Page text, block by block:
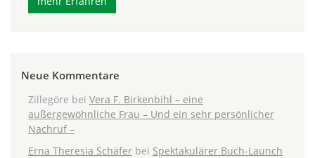
Neue Kommentare
Zillegöre bei Vera F. Birkenbihl – eine
außergewöhnliche Frau – Und ein sehr persönlicher
Nachruf –
Erna Theresia Schäfer bei Spektakulärer Buch-Launch